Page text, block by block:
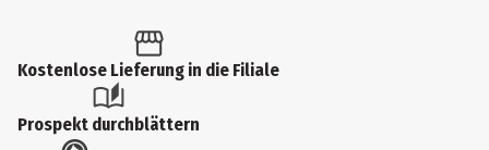
Produkttyp
Dermatologisch getestet
Kostenlose Lieferung in die Filiale
Prospekt durchblättern